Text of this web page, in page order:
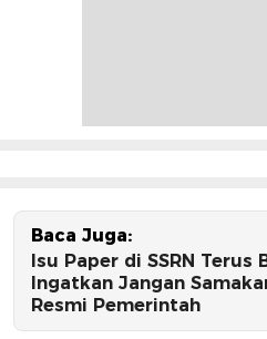
Baca Juga:
Isu Paper di SSRN Terus
Ingatkan Jangan
Resmi Pemerintah